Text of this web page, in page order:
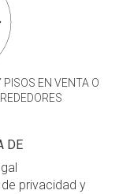
EN VENTA O
DE
privacidad y